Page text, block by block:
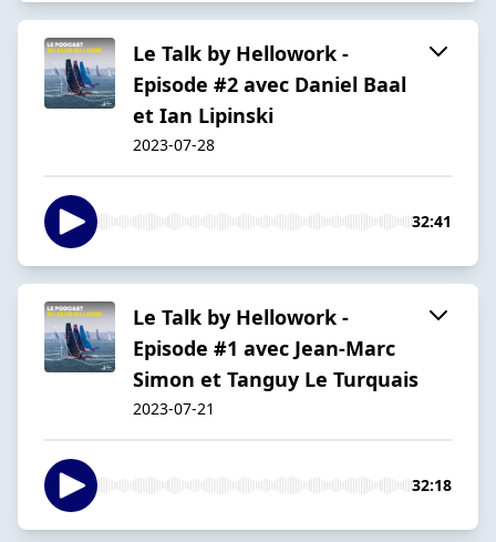
Le Talk by Hellowork -
Episode #2 avec Daniel Baal
et Ian Lipinski
2023-07-28
32:41
Le Talk by Hellowork -
Episode #1 avec Jean-Marc
Simon et Tanguy Le Turquais
2023-07-21
32:18